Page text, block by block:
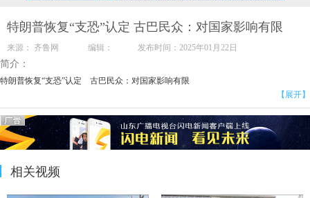
特朗普恢复“支恐”认定 古巴民众：对国家影响有限
来源： 齐鲁网 编辑： 发布时间：2025年01月22日
简介：
特朗普恢复“支恐”认定 古巴民众：对国家影响有限
【展开】
相关视频